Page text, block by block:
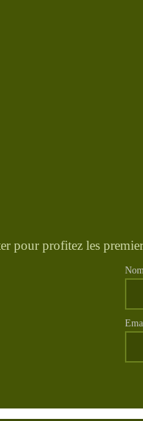
pour profitez les
Nom